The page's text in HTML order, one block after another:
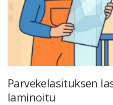
Parvekelasituksen
laminoitu